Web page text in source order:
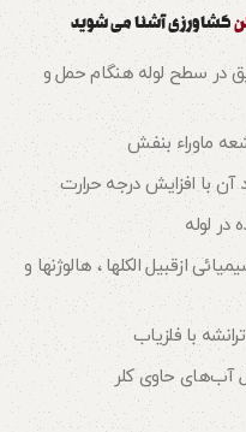
کشاورزی آشنا می شوید
در سطح لوله هنگام حمل و
ماوراء بنفش
با افزایش درجه حرارت
لوله
ازقبیل الکلها ، هالوژنها و
با فلزیاب
آب‌های حاوی کلر